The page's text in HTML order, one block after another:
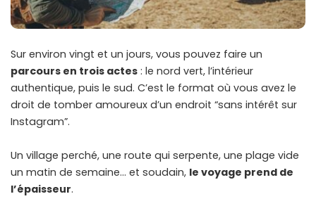
Sur environ vingt et un jours, vous pouvez faire un
parcours en trois actes : le nord vert, l’intérieur
authentique, puis le sud. C’est le format où vous avez le
droit de tomber amoureux d’un endroit “sans intérêt sur
Instagram”.
Un village perché, une route qui serpente, une plage vide
un matin de semaine… et soudain, le voyage prend de
l’épaisseur.